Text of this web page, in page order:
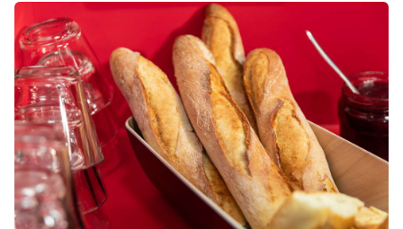
Voir les détails